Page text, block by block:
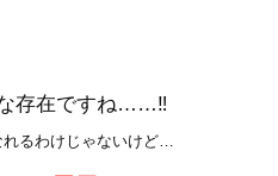
存在ですね……‼
れるわけじゃないけど…